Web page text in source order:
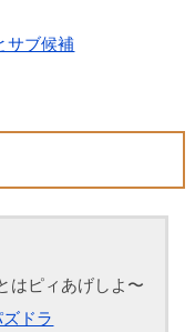
サブ候補
はピィあげしよ〜
ドラ